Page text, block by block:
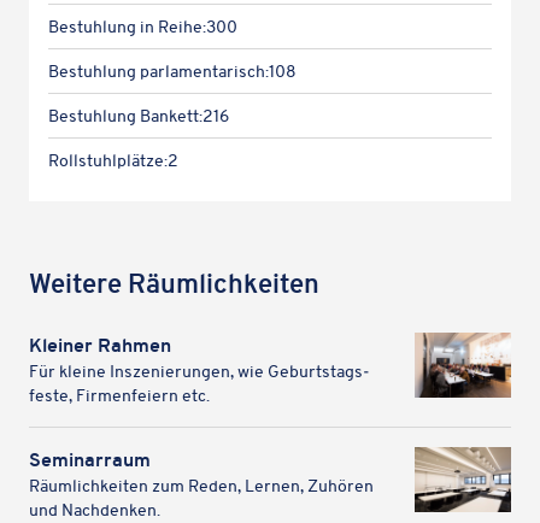
Bestuh­lung in Reihe:300
Bestuh­lung parlamentarisch:108
Bestuh­lung Bankett:216
Roll­stuhl­plätze:2
Weitere Räum­lich­kei­ten
Kleiner Rahmen
Für kleine Insze­nie­run­gen, wie Geburts­tags­
feste, Firmen­fei­ern etc.
Seminarraum
Räum­lich­kei­ten zum Reden, Lernen, Zuhören
und Nachdenken.